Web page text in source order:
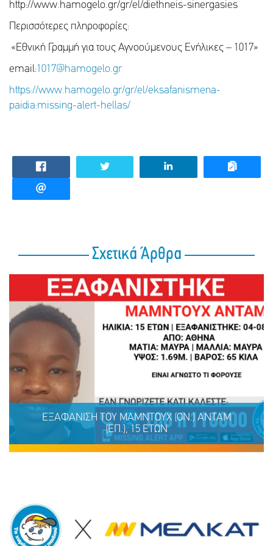
http://www.hamogelo.gr/gr/el/diethneis-sinergasies
Περισσότερες πληροφορίες:
«Εθνική Γραμμή για τους Αγνοούμενους Ενήλικες – 1017»
email:1017@hamogelo.gr
https://www.hamogelo.gr/gr/el/eksafanismena-
paidia:missing-alert-hellas/
Σχετικά Άρθρα
ΕΞΑΦΑΝΙΣΗ TOY ΜΑΜΝΤΟΥΧ (ΟΝ.) ΑΝΤΑΜ
(ΕΠ.), 15 ΕΤΩΝ